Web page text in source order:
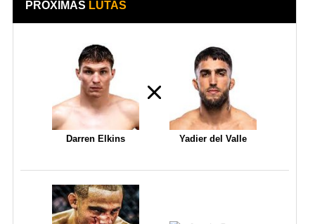
PRÓXIMAS LUTAS
Darren Elkins Yadier del Valle